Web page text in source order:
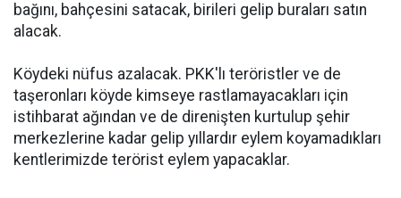
bağını, bahçesini satacak, birileri gelip buraları satın
alacak.
Köydeki nüfus azalacak. PKK'lı teröristler ve de
taşeronları köyde kimseye rastlamayacakları için
istihbarat ağından ve de direnişten kurtulup şehir
merkezlerine kadar gelip yıllardır eylem koyamadıkları
kentlerimizde terörist eylem yapacaklar.